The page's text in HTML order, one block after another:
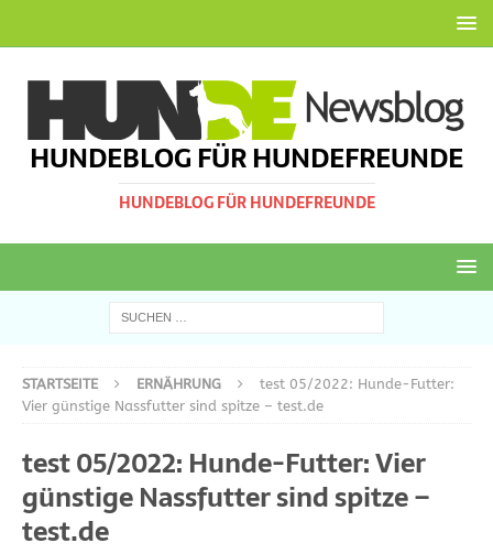
HUNDEBLOG FÜR HUNDEFREUNDE
HUNDEBLOG FÜR HUNDEFREUNDE
STARTSEITE ERNÄHRUNG
test 05/2022: Hunde-Futter:
Vier günstige Nassfutter sind spitze – test.de
test 05/2022: Hunde-Futter: Vier
günstige Nassfutter sind spitze –
test.de